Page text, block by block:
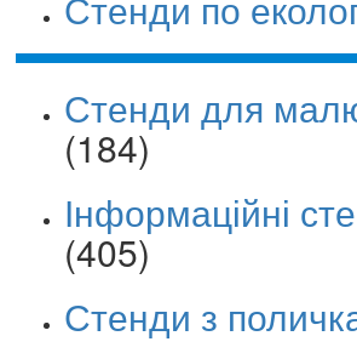
Стенди для
(184)
Інформаційні
(405)
Стенди з